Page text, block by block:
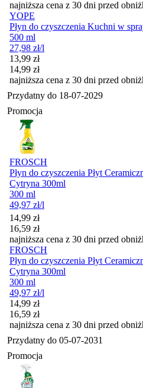
najniższa cena z 30 dni przed
YOPE
Płyn do czyszczenia Kuchni w
500 ml
27,98 zł/l
Cena promocyjna
13,99 zł
14,99 zł
najniższa cena z 30 dni przed
Przydatny do 18-07-2029
Promocja
FROSCH
Płyn do czyszczenia Płyt
Cytryna 300ml
300 ml
49,97 zł/l
Cena promocyjna
14,99 zł
16,59 zł
najniższa cena z 30 dni przed
FROSCH
Płyn do czyszczenia Płyt
Cytryna 300ml
300 ml
49,97 zł/l
Cena promocyjna
14,99 zł
16,59 zł
najniższa cena z 30 dni przed
Przydatny do 05-07-2031
Promocja